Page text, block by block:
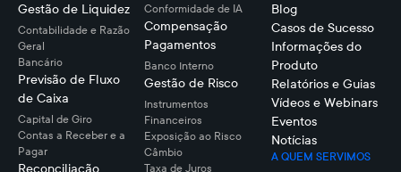
Gestão de Liquidez
Contabilidade e Razão
Geral
Bancário
Previsão de Fluxo
de Caixa
Capital de Giro
Contas a Receber e a
Pagar
Reconciliação
Conformidade de IA
Compensação
Pagamentos
Banco Interno
Gestão de Risco
Instrumentos
Financeiros
Exposição ao Risco
Câmbio
Taxa de Juros
Blog
Casos de Sucesso
Informações do
Produto
Relatórios e Guias
Vídeos e Webinars
Eventos
Notícias
A QUEM SERVIMOS